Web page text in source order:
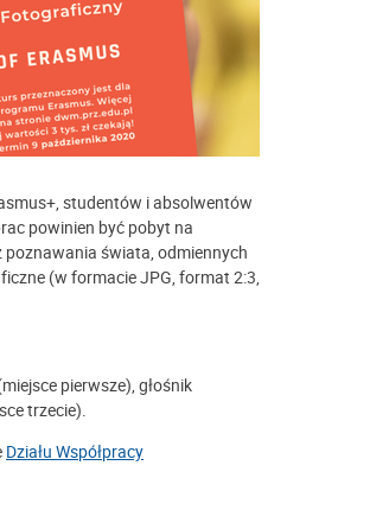
studentów i absolwentów
powinien być pobyt na
świata, odmiennych
(w formacie JPG, format 2:3,
pierwsze), głośnik
trzecie).
Działu Współpracy